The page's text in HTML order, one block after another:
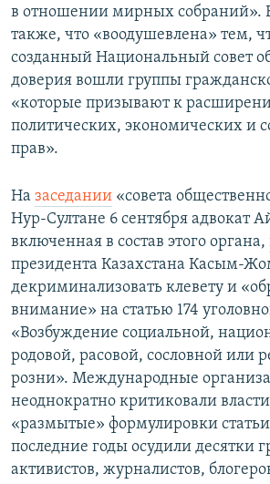
в отношении мирных собраний».
также, что «воодушевлена» тем,
созданный Национальный совет
доверия вошли группы
«которые призывают к
политических, экономических и
прав».
На заседании «совета
Нур-Султане 6 сентября адвокат
включенная в состав этого органа,
президента Казахстана Касым-
декриминализовать клевету и
внимание» на статью 174
«Возбуждение социальной,
родовой, расовой, сословной или
розни». Международные
неоднократно критиковали
«размытые» формулировки статьи
последние годы осудили десятки
активистов, журналистов,